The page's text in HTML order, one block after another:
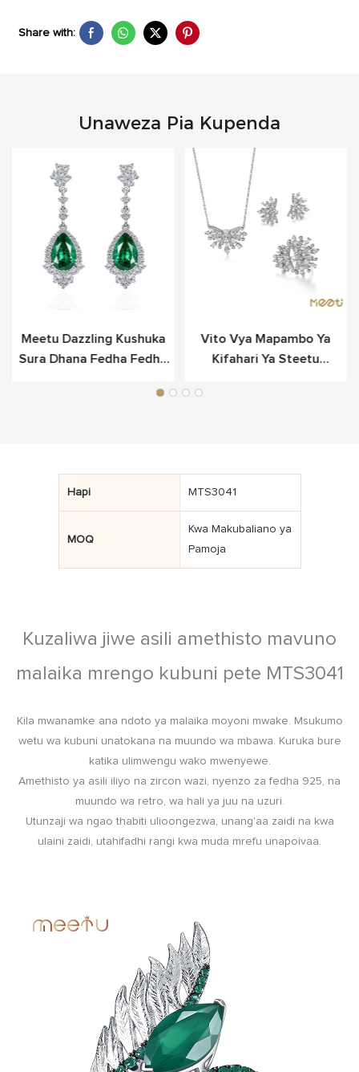
Share with:
Unaweza Pia Kupenda
Meetu Dazzling Kushuka
Sura Dhana Fedha Fedha
Vito Vya Mapambo Ya
Kifahari Ya Steetu
Hapi MTS3041
MOQ
Kwa Makubaliano ya
Pamoja
Kuzaliwa jiwe asili amethisto mavuno
malaika mrengo kubuni pete MTS3041
Kila mwanamke ana ndoto ya malaika moyoni mwake. Msukumo
wetu wa kubuni unatokana na muundo wa mbawa. Kuruka bure
katika ulimwengu wako mwenyewe.
Amethisto ya asili iliyo na zircon wazi, nyenzo za fedha 925, na
muundo wa retro, wa hali ya juu na uzuri.
Utunzaji wa ngao thabiti ulioongezwa, unang'aa zaidi na kwa
ulaini zaidi, utahifadhi rangi kwa muda mrefu unapoivaa.